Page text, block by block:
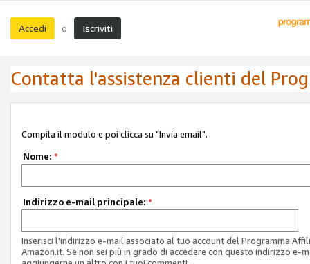
Accedi o Iscriviti
Contatta l'assistenza clienti del
Compila il modulo e poi clicca su "Invia email".
Nome: *
Indirizzo e-mail principale: *
Inserisci l'indirizzo e-mail associato al tuo account del Programma
Amazon.it. Se non sei più in grado di accedere con questo indirizzo e-